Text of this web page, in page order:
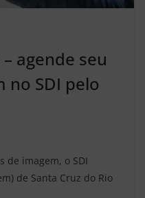
agende seu
no SDI pelo
de imagem, o SDI
de Santa Cruz do Rio